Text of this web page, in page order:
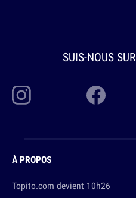
SUIS-NOUS SUR
À PROPOS
Topito.com devient 10h26